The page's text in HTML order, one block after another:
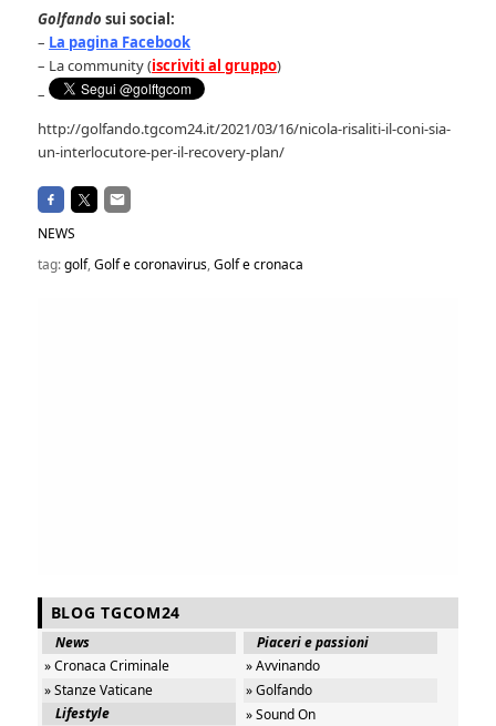
Golfando sui social:
– La pagina Facebook
– La community (iscriviti al gruppo)
–
http://golfando.tgcom24.it/2021/03/16/nicola-risaliti-il-coni-sia-
un-interlocutore-per-il-recovery-plan/
NEWS
tag:golf,Golf e coronavirus,Golf e cronaca
BLOG TGCOM24
News
» Cronaca Criminale
» Stanze Vaticane
Lifestyle
Piaceri e passioni
» Avvinando
» Golfando
» Sound On